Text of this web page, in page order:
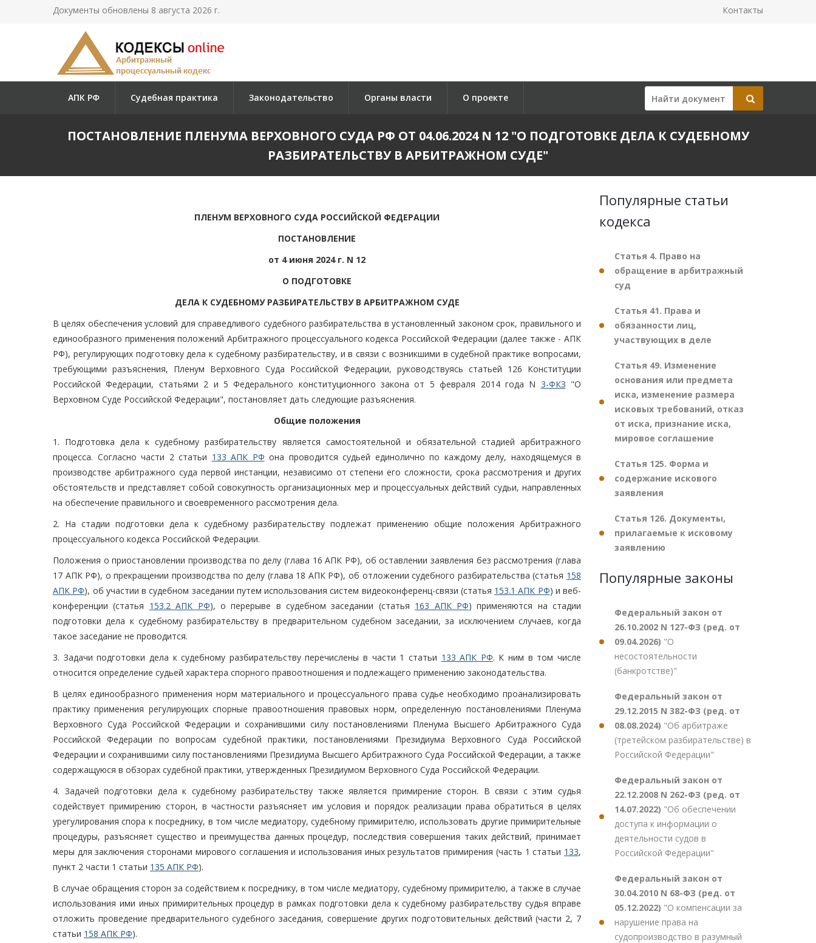
Документы обновлены 8 августа 2026 г. Контакты
АПК РФ Судебная практика Законодательство Органы власти О проекте
ПОСТАНОВЛЕНИЕ ПЛЕНУМА ВЕРХОВНОГО СУДА РФ ОТ 04.06.2024 N 12 "О ПОДГОТОВКЕ ДЕЛА К СУДЕБНОМУ
РАЗБИРАТЕЛЬСТВУ В АРБИТРАЖНОМ СУДЕ"
ПЛЕНУМ ВЕРХОВНОГО СУДА РОССИЙСКОЙ ФЕДЕРАЦИИ
ПОСТАНОВЛЕНИЕ
от 4 июня 2024 г. N 12
О ПОДГОТОВКЕ
ДЕЛА К СУДЕБНОМУ РАЗБИРАТЕЛЬСТВУ В АРБИТРАЖНОМ СУДЕ
В целях обеспечения условий для справедливого судебного разбирательства в установленный законом срок, правильного и
единообразного применения положений Арбитражного процессуального кодекса Российской Федерации (далее также - АПК
РФ), регулирующих подготовку дела к судебному разбирательству, и в связи с возникшими в судебной практике вопросами,
требующими разъяснения, Пленум Верховного Суда Российской Федерации, руководствуясь статьей 126 Конституции
Российской Федерации, статьями 2 и 5 Федерального конституционного закона от 5 февраля 2014 года N 3-ФКЗ "О
Верховном Суде Российской Федерации", постановляет дать следующие разъяснения.
Общие положения
1. Подготовка дела к судебному разбирательству является самостоятельной и обязательной стадией арбитражного
процесса. Согласно части 2 статьи 133 АПК РФ она проводится судьей единолично по каждому делу, находящемуся в
производстве арбитражного суда первой инстанции, независимо от степени его сложности, срока рассмотрения и других
обстоятельств и представляет собой совокупность организационных мер и процессуальных действий судьи, направленных
на обеспечение правильного и своевременного рассмотрения дела.
2. На стадии подготовки дела к судебному разбирательству подлежат применению общие положения Арбитражного
процессуального кодекса Российской Федерации.
Положения о приостановлении производства по делу (глава 16 АПК РФ), об оставлении заявления без рассмотрения (глава
17 АПК РФ), о прекращении производства по делу (глава 18 АПК РФ), об отложении судебного разбирательства (статья 158
АПК РФ), об участии в судебном заседании путем использования систем видеоконференц-связи (статья 153.1 АПК РФ) и веб-
конференции (статья 153.2 АПК РФ), о перерыве в судебном заседании (статья 163 АПК РФ) применяются на стадии
подготовки дела к судебному разбирательству в предварительном судебном заседании, за исключением случаев, когда
такое заседание не проводится.
3. Задачи подготовки дела к судебному разбирательству перечислены в части 1 статьи 133 АПК РФ. К ним в том числе
относится определение судьей характера спорного правоотношения и подлежащего применению законодательства.
В целях единообразного применения норм материального и процессуального права судье необходимо проанализировать
практику применения регулирующих спорные правоотношения правовых норм, определенную постановлениями Пленума
Верховного Суда Российской Федерации и сохранившими силу постановлениями Пленума Высшего Арбитражного Суда
Российской Федерации по вопросам судебной практики, постановлениями Президиума Верховного Суда Российской
Федерации и сохранившими силу постановлениями Президиума Высшего Арбитражного Суда Российской Федерации, а также
содержащуюся в обзорах судебной практики, утвержденных Президиумом Верховного Суда Российской Федерации.
4. Задачей подготовки дела к судебному разбирательству также является примирение сторон. В связи с этим судья
содействует примирению сторон, в частности разъясняет им условия и порядок реализации права обратиться в целях
урегулирования спора к посреднику, в том числе медиатору, судебному примирителю, использовать другие примирительные
процедуры, разъясняет существо и преимущества данных процедур, последствия совершения таких действий, принимает
меры для заключения сторонами мирового соглашения и использования иных результатов примирения (часть 1 статьи 133,
пункт 2 части 1 статьи 135 АПК РФ).
В случае обращения сторон за содействием к посреднику, в том числе медиатору, судебному примирителю, а также в случае
использования ими иных примирительных процедур в рамках подготовки дела к судебному разбирательству судья вправе
отложить проведение предварительного судебного заседания, совершение других подготовительных действий (части 2, 7
статьи 158 АПК РФ).
Популярные статьи
кодекса
Статья 4. Право на
обращение в арбитражный
суд
Статья 41. Права и
обязанности лиц,
участвующих в деле
Статья 49. Изменение
основания или предмета
иска, изменение размера
исковых требований, отказ
от иска, признание иска,
мировое соглашение
Статья 125. Форма и
содержание искового
заявления
Статья 126. Документы,
прилагаемые к исковому
заявлению
Популярные законы
Федеральный закон от
26.10.2002 N 127-ФЗ (ред. от
09.04.2026) "О
несостоятельности
(банкротстве)"
Федеральный закон от
29.12.2015 N 382-ФЗ (ред. от
08.08.2024) "Об арбитраже
(третейском разбирательстве) в
Российской Федерации"
Федеральный закон от
22.12.2008 N 262-ФЗ (ред. от
14.07.2022) "Об обеспечении
доступа к информации о
деятельности судов в
Российской Федерации"
Федеральный закон от
30.04.2010 N 68-ФЗ (ред. от
05.12.2022) "О компенсации за
нарушение права на
судопроизводство в разумный